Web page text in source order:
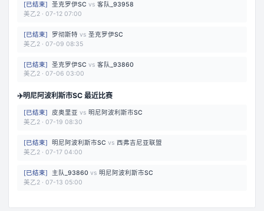
[已结束] 圣克罗伊SC vs 客队_93958
美乙2· 07-12 07:00
[已结束] 罗彻斯特 vs 圣克罗伊SC
美乙2· 07-09 08:35
[已结束] 圣克罗伊SC vs 客队_93860
美乙2· 07-06 03:00
✈️明尼阿波利斯市SC 最近比赛
[已结束] 皮奥里亚 vs 明尼阿波利斯市SC
美乙2· 07-19 08:30
[已结束] 明尼阿波利斯市SC vs 西弗吉尼亚联盟
美乙2· 07-17 04:00
[已结束] 主队_93860 vs 明尼阿波利斯市SC
美乙2· 07-13 05:00